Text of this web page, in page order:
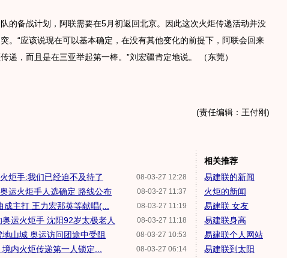
备战计划，阿联需要在5月初返回北京。因此这次火炬传递活动并没
。“应该说现在可以基本确定，在没有其他变化的前提下，阿联会回来
递，而且是在三亚举起第一棒。”刘宏疆肯定地说。 （东莞）
(责任编辑：王付刚)
08-03-27 12:28
炬手:我们已经迫不及待了
08-03-27 11:37
运火炬手人选确定 路线公布
08-03-27 11:19
主打 王力宏那英等献唱(...
08-03-27 11:18
运火炬手 沈阳92岁太极老人
08-03-27 10:53
山城 奥运访问团途中受阻
08-03-27 06:14
内火炬传递第一人锁定...
相关推荐
易建联的新闻
火炬的新闻
易建联 女友
易建联身高
易建联个人网站
易建联到太阳